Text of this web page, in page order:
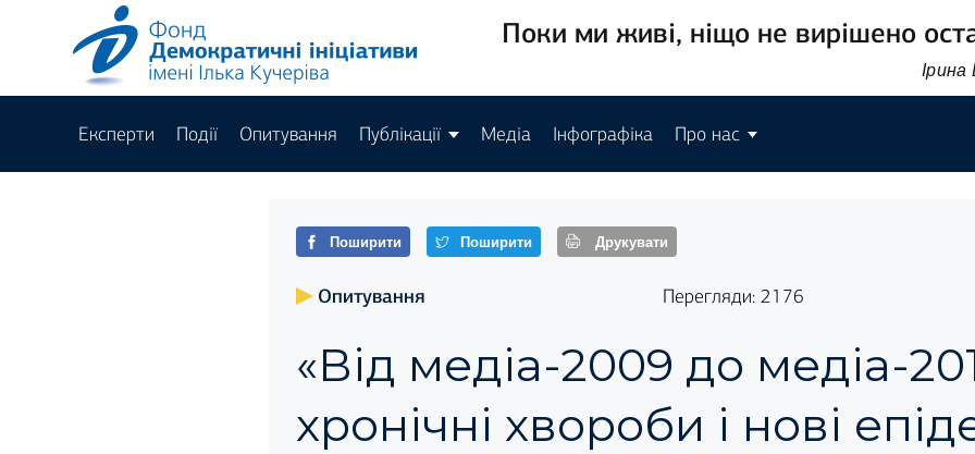
Поки ми живі, ніщо не вирішено
Ірина
Експерти Події Опитування Публікації Медіа Інфографіка Про нас
Поширити Поширити Друкувати
Опитування Перегляди: 2176
«Від медіа-2009 до медіа-
хронічні хвороби і нові